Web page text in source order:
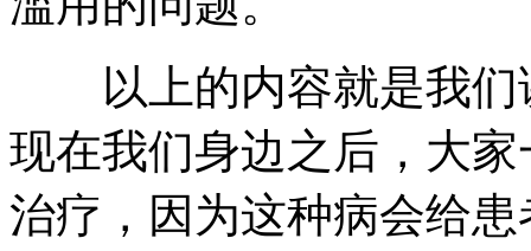
以上的内容就是我们
现在我们身边之后，大
治疗，因为这种病会给